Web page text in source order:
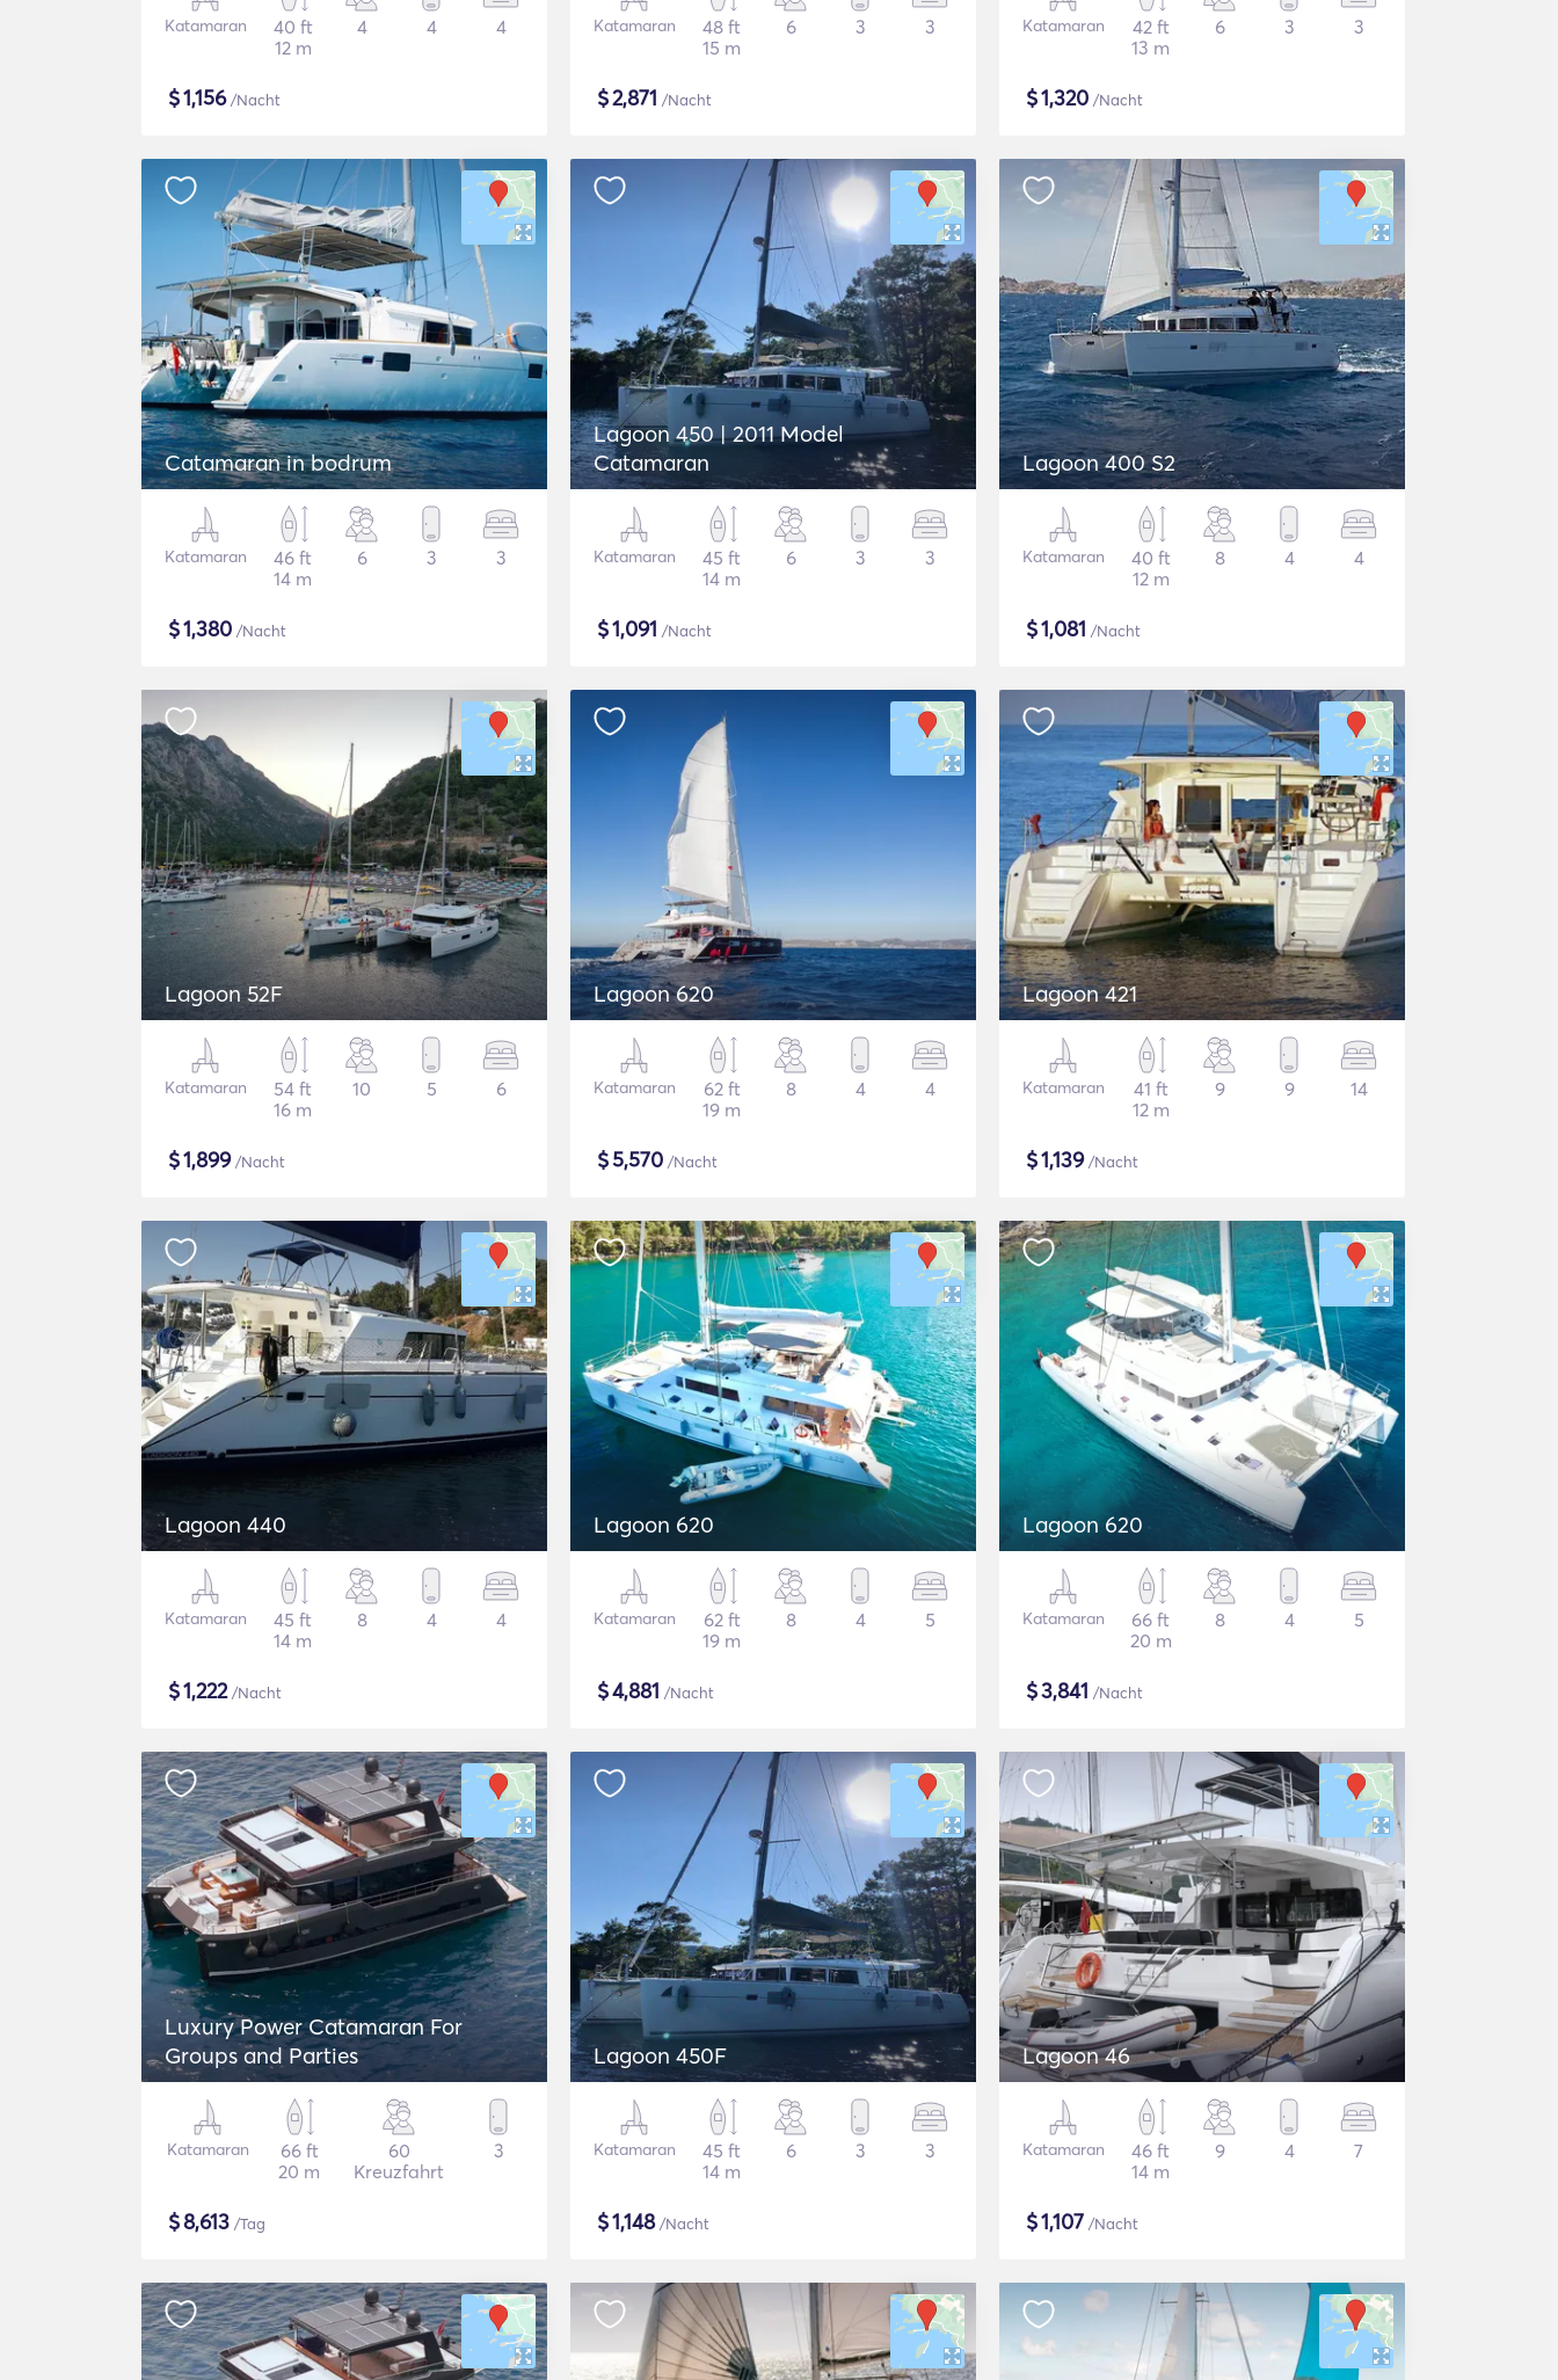
Katamaran
40 ft
12 m
4 4 4
$1,156/Nacht
Katamaran
48 ft
15 m
6 3 3
$2,871 /Nacht
Katamaran
42 ft
13 m
6 3 3
$1,320 /Nacht
Catamaran in bodrum
Katamaran
46 ft
14 m
6 3 3
$1,380 /Nacht
Lagoon 450 | 2011 Model
Catamaran
Katamaran
45 ft
14 m
6 3 3
$1,091 /Nacht
Lagoon 400 S2
Katamaran
40 ft
12 m
8 4 4
$1,081 /Nacht
Lagoon 52F
Katamaran
54 ft
16 m
10 5 6
$1,899/Nacht
Lagoon 620
Katamaran
62 ft
19 m
8 4 4
$5,570 /Nacht
Lagoon 421
Katamaran
41 ft
12 m
9 9 14
$1,139/Nacht
Lagoon 440
Katamaran
45 ft
14 m
8 4 4
$1,222/Nacht
Lagoon 620
Katamaran
62 ft
19 m
8 4 5
$4,881 /Nacht
Lagoon 620
Katamaran
66 ft
20 m
8 4 5
$3,841 /Nacht
Luxury Power Catamaran For
Groups and Parties
Katamaran
66 ft
20 m
60
Kreuzfahrt
3
$8,613 /Tag
Lagoon 450F
Katamaran
45 ft
14 m
6 3 3
$1,148/Nacht
Lagoon 46
Katamaran
46 ft
14 m
9 4 7
$1,107 /Nacht